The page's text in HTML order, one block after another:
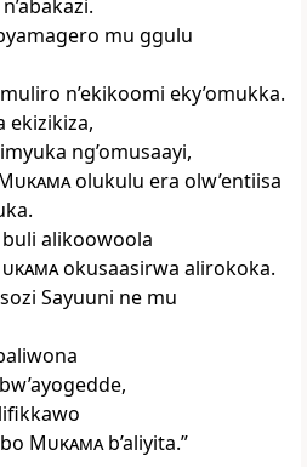
mu ggulu
n’ekikoomi eky’omukka.
ekizikiza,
ng’omusaayi,
olukulu era olw’entiisa
alikoowoola
okusaasirwa alirokoka.
Sayuuni ne mu
Mukamab’aliyita.”